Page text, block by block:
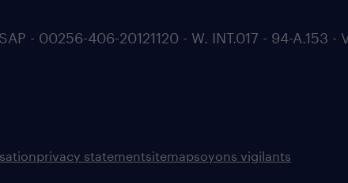
- 00256-406-20121120 - W. INT.017 - 94-A.153 -
privacy statementsitemapsoyons vigilants